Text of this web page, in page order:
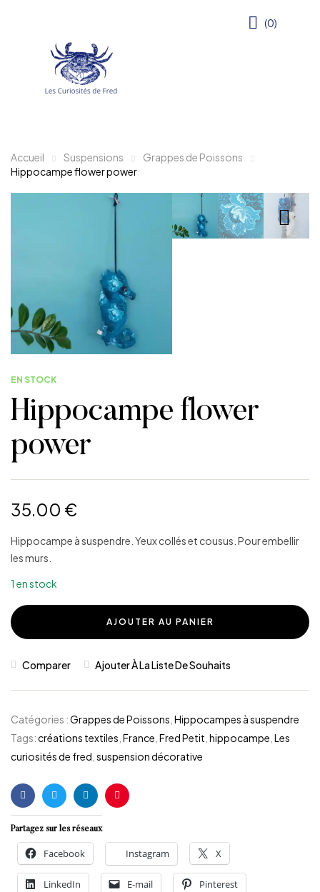
(0)
Accueil Suspensions
Grappes de Poissons
Hippocampe flower power
EN STOCK
Hippocampe flower
power
35.00 €
Hippocampe à suspendre. Yeux collés et cousus. Pour embellir
les murs.
1 en stock
AJOUTER AU PANIER
Comparer Ajouter À La Liste De Souhaits
Catégories :Grappes de Poissons Hippocampes à suspendre
Tags:créations textiles France Fred Petit hippocampe Les
curiosités de fred suspension décorative
FacebookTwitterLinkedinPinterest
Partagez sur les réseaux
Facebook Instagram X
LinkedIn E-mail Pinterest